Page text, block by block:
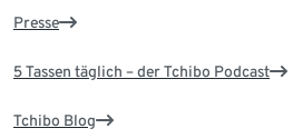
Presse
5 Tassen täglich – der Tchibo Podcast
Tchibo Blog